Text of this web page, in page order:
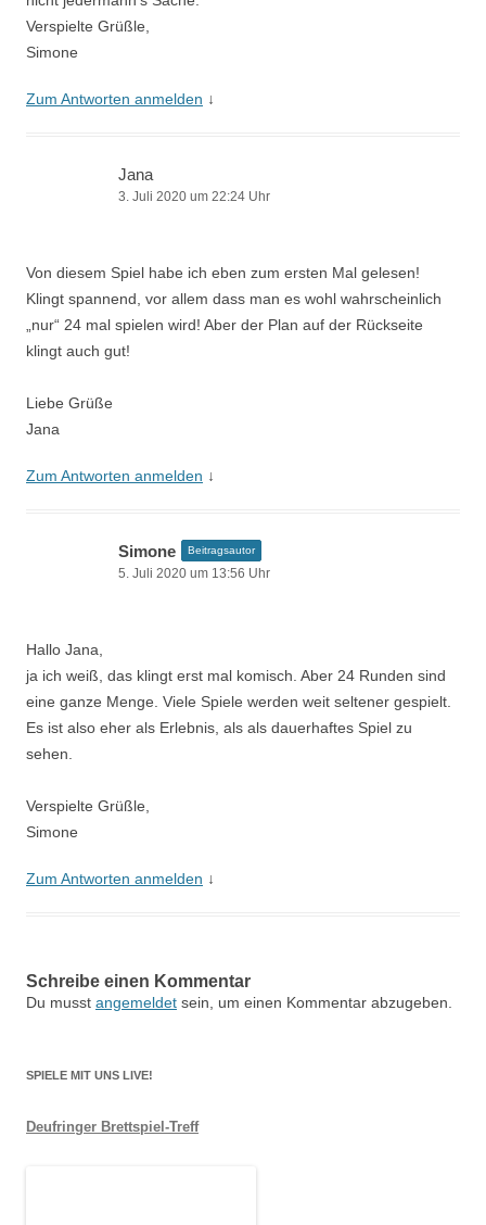
Verspielte Grüßle,
Simone
Zum Antworten anmelden ↓
Jana
3. Juli 2020 um 22:24 Uhr
Von diesem Spiel habe ich eben zum ersten Mal gelesen!
Klingt spannend, vor allem dass man es wohl wahrscheinlich
„nur“ 24 mal spielen wird! Aber der Plan auf der Rückseite
klingt auch gut!
Liebe Grüße
Jana
Zum Antworten anmelden ↓
Simone Beitragsautor
5. Juli 2020 um 13:56 Uhr
Hallo Jana,
ja ich weiß, das klingt erst mal komisch. Aber 24 Runden sind
eine ganze Menge. Viele Spiele werden weit seltener gespielt.
Es ist also eher als Erlebnis, als als dauerhaftes Spiel zu
sehen.
Verspielte Grüßle,
Simone
Zum Antworten anmelden ↓
Schreibe einen Kommentar
Du musst angemeldet sein, um einen Kommentar abzugeben.
SPIELE MIT UNS LIVE!
Deufringer Brettspiel-Treff